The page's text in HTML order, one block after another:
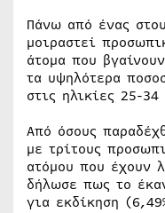
Πάνω από ένας
μοιραστεί
άτομα που
τα υψηλότερα
στις ηλικίες 25-
Από όσους
με τρίτους
ατόμου που έχουν
δήλωσε πως το
για εκδίκηση